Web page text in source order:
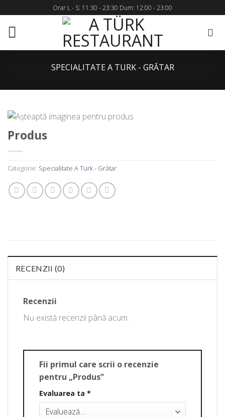
to
content
Orar L - S: 11:30 - 23:30 Dum: 12:00 - 23:00
SPECIALITATE A TURK - GRĂTAR
Produs
Categorie: Specialitate A Turk - Grătar
RECENZII (0)
Recenzii
Nu există recenzii până acum.
Fii primul care scrii o recenzie
pentru „Produs”
Evaluarea ta *